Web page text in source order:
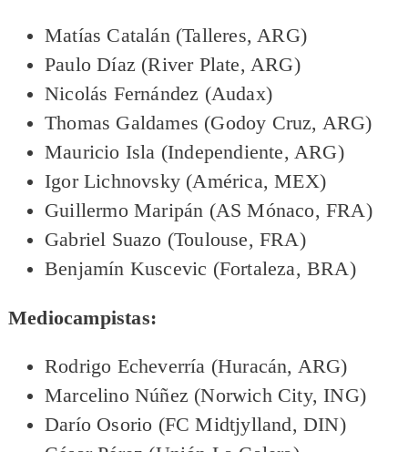
Matías Catalán (Talleres, ARG)
Paulo Díaz (River Plate, ARG)
Nicolás Fernández (Audax)
Thomas Galdames (Godoy Cruz, ARG)
Mauricio Isla (Independiente, ARG)
Igor Lichnovsky (América, MEX)
Guillermo Maripán (AS Mónaco, FRA)
Gabriel Suazo (Toulouse, FRA)
Benjamín Kuscevic (Fortaleza, BRA)
Mediocampistas:
Rodrigo Echeverría (Huracán, ARG)
Marcelino Núñez (Norwich City, ING)
Darío Osorio (FC Midtjylland, DIN)